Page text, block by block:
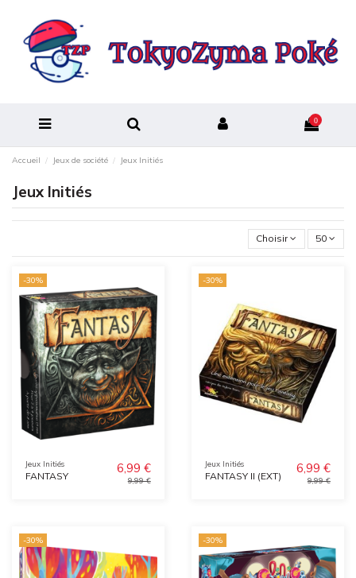
0
Accueil Jeux de société Jeux Initiés
Jeux Initiés
Choisir 50
-30%
Jeux Initiés
FANTASY 6,99 €
9,99 €
-30%
Jeux Initiés
FANTASY II (EXT) 6,99 €
9,99 €
-30% -30%